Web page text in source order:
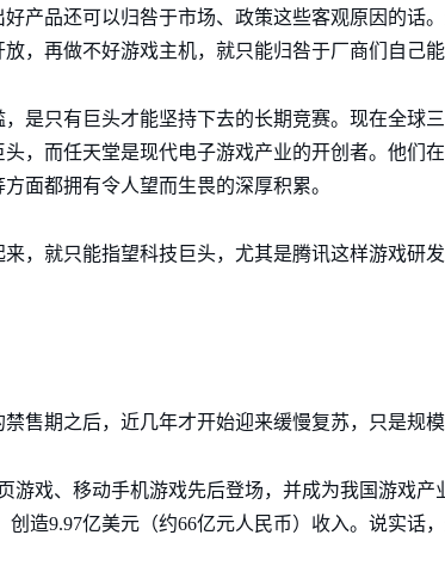
产品还可以归咎于市场、政策这些客观原因的话
，再做不好游戏主机，就只能归咎于厂商们自己能
是只有巨头才能坚持下去的长期竞赛。现在全球
，而任天堂是现代电子游戏产业的开创者。他们
面都拥有令人望而生畏的深厚积累。
，就只能指望科技巨头，尤其是腾讯这样游戏研
售期之后，近几年才开始迎来缓慢复苏，只是规模
游戏、移动手机游戏先后登场，并成为我国游戏产
造9.97亿美元（约66亿元人民币）收入。说实话